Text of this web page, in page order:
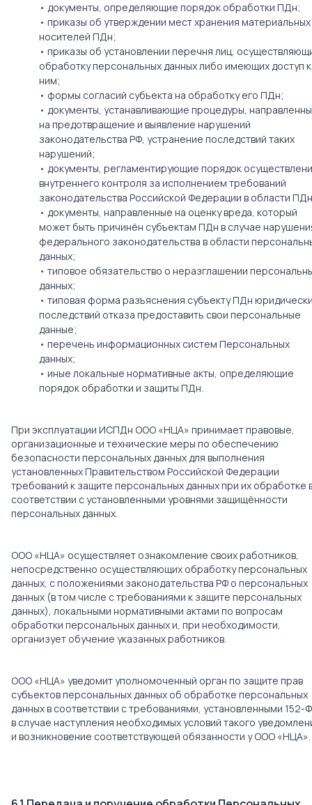
• документы, определяющие порядок обработки ПДн;
• приказы об утверждении мест хранения материальных
носителей ПДн;
• приказы об установлении перечня лиц,
обработку персональных данных либо имеющих доступ к
ним;
• формы согласий субъекта на обработку его ПДн;
• документы, устанавливающие процедуры,
на предотвращение и выявление нарушений
законодательства РФ, устранение последствий таких
нарушений;
• документы, регламентирующие порядок
внутреннего контроля за исполнением требований
законодательства Российской Федерации в области
• документы, направленные на оценку вреда, который
может быть причинён субъектам ПДн в случае
федерального законодательства в области
данных;
• типовое обязательство о неразглашении
данных;
• типовая форма разъяснения субъекту ПДн
последствий отказа предоставить свои персональные
данные;
• перечень информационных систем Персональных
данных;
• иные локальные нормативные акты, определяющие
порядок обработки и защиты ПДн.
При эксплуатации ИСПДн ООО «НЦА» принимает правовые,
организационные и технические меры по обеспечению
безопасности персональных данных для выполнения
установленных Правительством Российской Федерации
требований к защите персональных данных при их обработке
соответствии с установленными уровнями защищённости
персональных данных.
ООО «НЦА» осуществляет ознакомление своих работников,
непосредственно осуществляющих обработку персональных
данных, с положениями законодательства РФ о персональных
данных (в том числе с требованиями к защите персональных
данных), локальными нормативными актами по вопросам
обработки персональных данных и, при необходимости,
организует обучение указанных работников.
ООО «НЦА» уведомит уполномоченный орган по защите прав
субъектов персональных данных об обработке персональных
данных в соответствии с требованиями, установленными 152-
в случае наступления необходимых условий такого
и возникновение соответствующей обязанности у ООО «НЦА».